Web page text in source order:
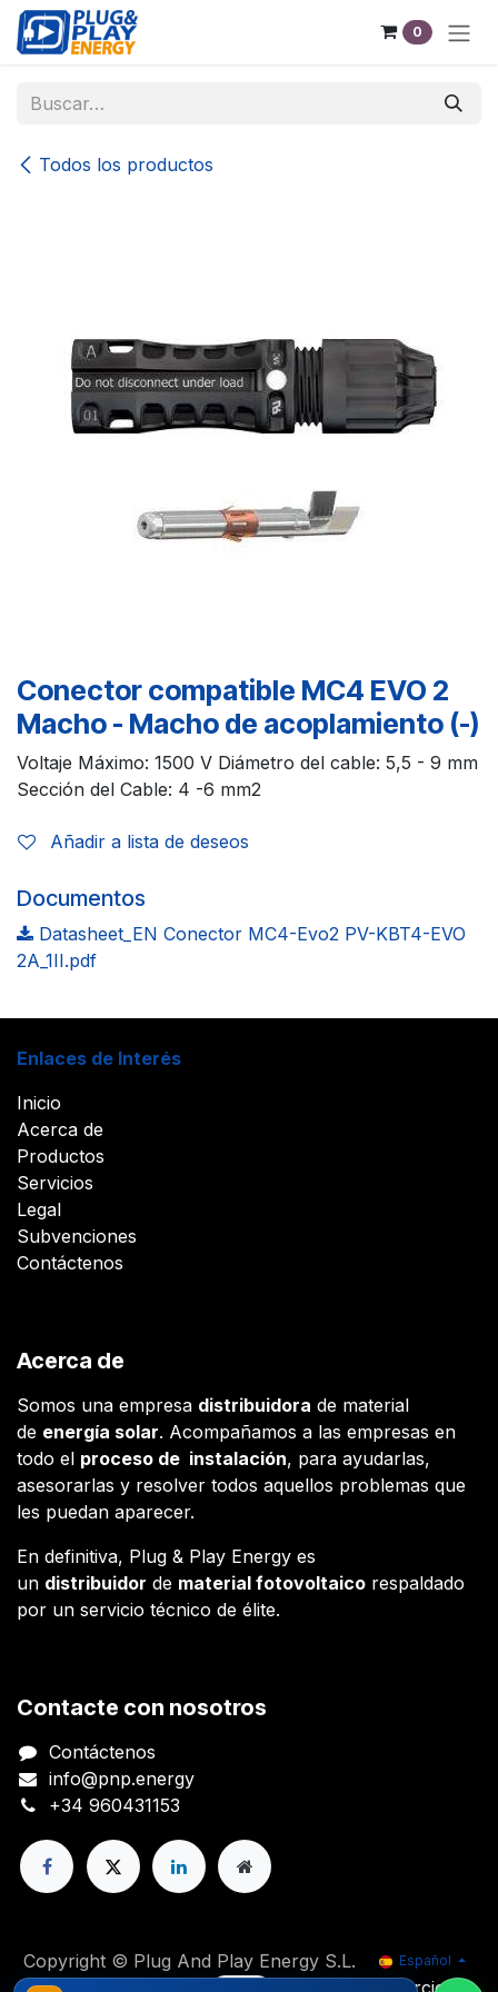
Ir al contenido
0
Todos los productos
Conector compatible MC4 EVO 2
Macho - Macho de acoplamiento (-)
Voltaje Máximo: 1500 V Diámetro del cable: 5,5 - 9 mm
Sección del Cable: 4 -6 mm2
Añadir a lista de deseos
Documentos
Datasheet_EN Conector MC4-Evo2 PV-KBT4-EVO
2A_1II.pdf
Enlaces de Interés
Inicio
Acerca de
Productos
Servicios
Legal
Subvenciones
Contáctenos
Acerca de
Somos una empresa distribuidora de material
de energía solar. Acompañamos a las empresas en
todo el proceso de instalación, para ayudarlas,
asesorarlas y resolver todos aquellos problemas que
les puedan aparecer.
En definitiva, Plug & Play Energy es
un distribuidor de material fotovoltaico respaldado
por un servicio técnico de élite.
Contacte con nosotros
Contáctenos
info@pnp.energy
+34 960431153
Copyright © Plug And Play Energy S.L. Español
Con tecnología de Comercio